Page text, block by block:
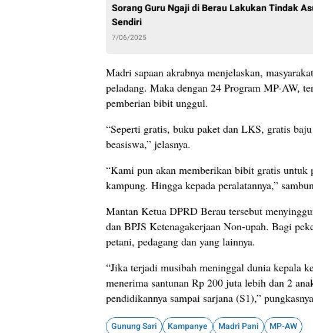
Sorang Guru Ngaji di Berau Lakukan Tindak
Sendiri
7/06/2025
Madri sapaan akrabnya menjelaskan,
peladang. Maka dengan 24 Program MP-AW,
pemberian bibit unggul.
“Seperti gratis, buku paket dan LKS, gratis
beasiswa,” jelasnya.
“Kami pun akan memberikan bibit gratis untuk
kampung. Hingga kepada peralatannya,”
Mantan Ketua DPRD Berau tersebut
dan BPJS Ketenagakerjaan Non-upah. Bagi
petani, pedagang dan yang lainnya.
“Jika terjadi musibah meninggal dunia kepala
menerima santunan Rp 200 juta lebih dan 2
pendidikannya sampai sarjana (S1),”
Gunung Sari Kampanye Madri Pani MP-AW